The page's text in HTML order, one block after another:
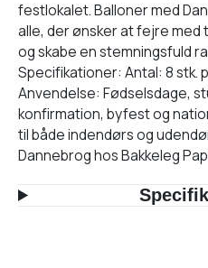
festlokalet. Balloner med
alle, der ønsker at fejre
og skabe en stemningsfuld
Specifikationer: Antal: 8 stk.
Anvendelse: Fødselsdage,
konfirmation, byfest og
til både indendørs og
Dannebrog hos Bakkeleg